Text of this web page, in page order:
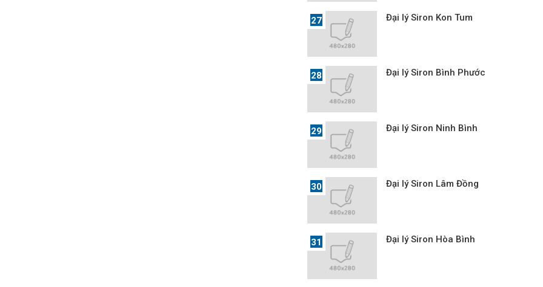
Đại lý Siron Kon Tum
Đại lý Siron Bình Phước
Đại lý Siron Ninh Bình
Đại lý Siron Lâm Đồng
Đại lý Siron Hòa Bình